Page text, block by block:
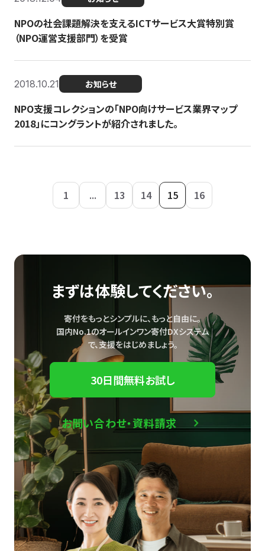
NPOの社会課題解決を支えるICTサービス大賞特別賞
（NPO運営支援部門）を受賞
2018.10.21 お知らせ
NPO支援コレクションの「NPO向けサービス業界マップ
2018」にコングラントが紹介されました。
1 ... 13 14 15 16
まずは体験してください。
寄付をもっとシンプルに、もっと自由に。
国内No.1のオールインワン寄付DXシステム
で、支援をはじめましょう。
30日間無料お試し
お問い合わせ・資料請求